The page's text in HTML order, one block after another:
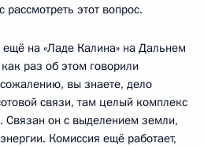
этот вопрос.
на «Ладе Калина» на Дальнем
раз об этом говорили
вы знаете, дело
связи, там целый комплекс
Связан он с выделением земли,
Комиссия ещё работает,